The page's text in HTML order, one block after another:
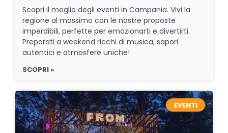
Scopri il meglio degli eventi in Campania. Vivi la
regione al massimo con le nostre proposte
imperdibili, perfette per emozionarti e divertirti.
Preparati a weekend ricchi di musica, sapori
autentici e atmosfere uniche!
SCOPRI »
EVENTI